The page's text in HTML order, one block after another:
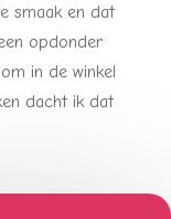
smaak en dat
opdonder
in de winkel
dacht ik dat